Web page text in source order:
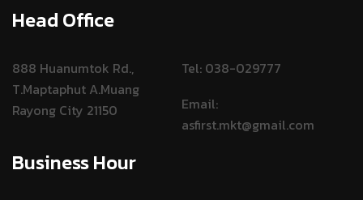
Head Office
888 Huanumtok Rd.,
T.Maptaphut A.Muang
Rayong City 21150
Tel: 038-029777
Email:
asfirst.mkt@gmail.com
Business Hour